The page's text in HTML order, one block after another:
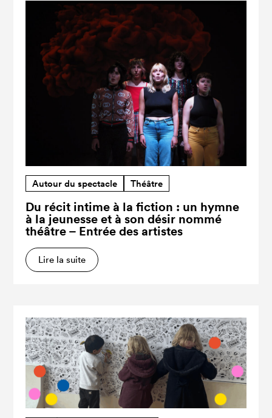
Autour du spectacle Théâtre
Du récit intime à la fiction : un hymne
à la jeunesse et à son désir nommé
théâtre – Entrée des artistes
Lire la suite